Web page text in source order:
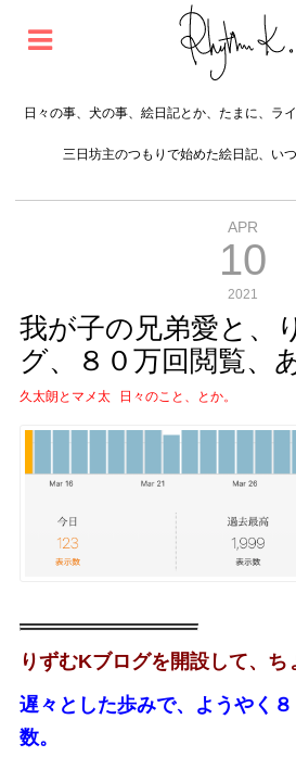
日々の事、犬の事、絵日記とか、たまに、ラ
三日坊主のつもりで始めた絵日記、い
APR
10
2021
我が子の兄弟愛と、
グ、８０万回閲覧、
久太朗とマメ太 日々のこと、とか。
りずむKブログを開設して、ち
遅々とした歩みで、ようやく
数。